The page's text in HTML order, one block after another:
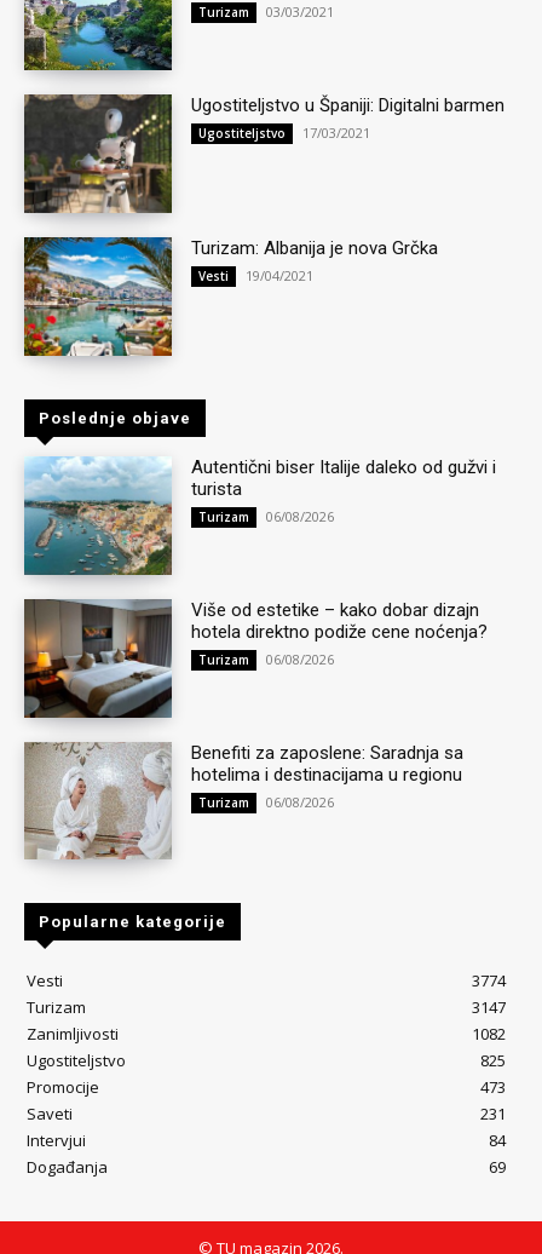
Turizam 03/03/2021
Ugostiteljstvo u Španiji: Digitalni barmen
Ugostiteljstvo 17/03/2021
Turizam: Albanija je nova Grčka
Vesti 19/04/2021
Poslednje objave
Autentični biser Italije daleko od gužvi i
turista
Turizam 06/08/2026
Više od estetike – kako dobar dizajn
hotela direktno podiže cene noćenja?
Turizam 06/08/2026
Benefiti za zaposlene: Saradnja sa
hotelima i destinacijama u regionu
Turizam 06/08/2026
Popularne kategorije
Vesti
3774
Turizam
3147
Zanimljivosti
1082
Ugostiteljstvo
825
Promocije
473
Saveti
231
Intervjui
84
Događanja
69
© TU magazin 2026.